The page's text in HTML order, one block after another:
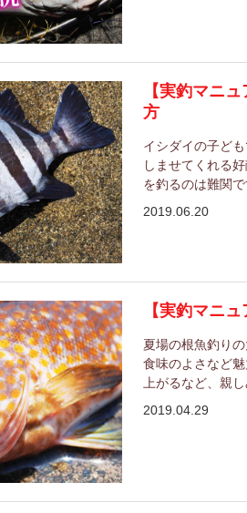
【実釣マニ
方
イシダイの子ど
しませてくれる
を釣るのは難関で
2019.06.20
【実釣マニ
夏場の根魚釣り
食味のよさなど
上がるなど、親
2019.04.29